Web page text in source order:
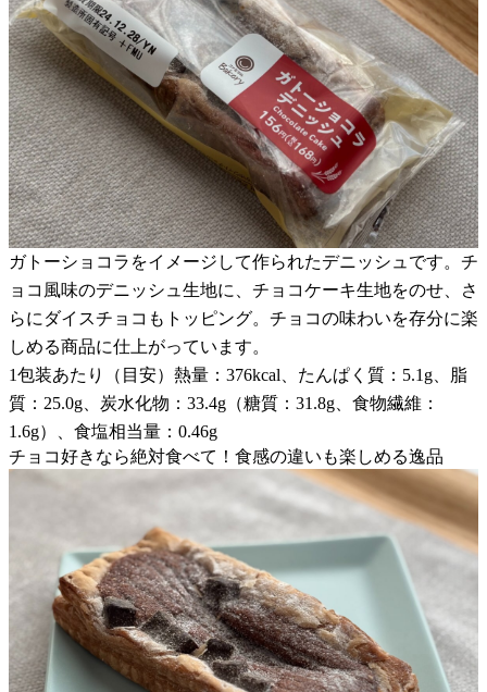
ガトーショコラをイメージして作られたデニッシュです。チ
ョコ風味のデニッシュ生地に、チョコケーキ生地をのせ、さ
らにダイスチョコもトッピング。チョコの味わいを存分に楽
しめる商品に仕上がっています。
1包装あたり（目安）熱量：376kcal、たんぱく質：5.1g、脂
質：25.0g、炭水化物：33.4g（糖質：31.8g、食物繊維：
1.6g）、食塩相当量：0.46g
チョコ好きなら絶対食べて！食感の違いも楽しめる逸品